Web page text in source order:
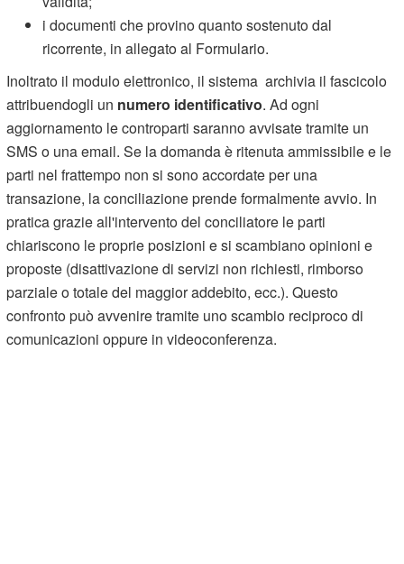
i documenti che provino quanto sostenuto dal
ricorrente, in allegato al Formulario.
Inoltrato il modulo elettronico, il sistema archivia il fascicolo
attribuendogli un numero identificativo. Ad ogni
aggiornamento le controparti saranno avvisate tramite un
SMS o una email. Se la domanda è ritenuta ammissibile e le
parti nel frattempo non si sono accordate per una
transazione, la conciliazione prende formalmente avvio. In
pratica grazie all'intervento del conciliatore le parti
chiariscono le proprie posizioni e si scambiano opinioni e
proposte (disattivazione di servizi non richiesti, rimborso
parziale o totale del maggior addebito, ecc.). Questo
confronto può avvenire tramite uno scambio reciproco di
comunicazioni oppure in videoconferenza.